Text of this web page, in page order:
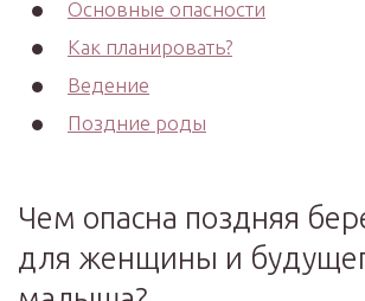
Основные опасности
Как планировать?
Ведение
Поздние роды
Чем опасна поздняя
для женщины и